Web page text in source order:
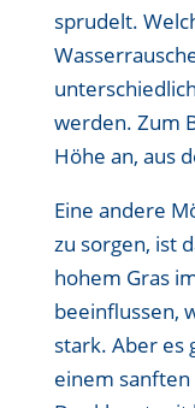
sprudelt.
werden. Zum
Höhe an, aus
Eine andere
zu sorgen, ist
hohem Gras
beeinflussen,
stark. Aber es
einem sanften